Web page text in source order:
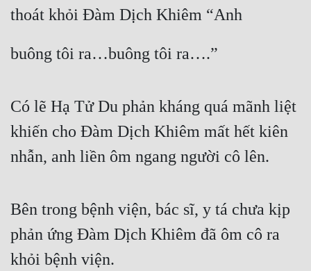
thoát khỏi Đàm Dịch Khiêm “Anh
buông tôi ra…buông tôi ra….”
Có lẽ Hạ Tử Du phản kháng quá mãnh liệt
khiến cho Đàm Dịch Khiêm mất hết kiên
nhẫn, anh liền ôm ngang người cô lên.
Bên trong bệnh viện, bác sĩ, y tá chưa kịp
phản ứng Đàm Dịch Khiêm đã ôm cô ra
khỏi bệnh viện.